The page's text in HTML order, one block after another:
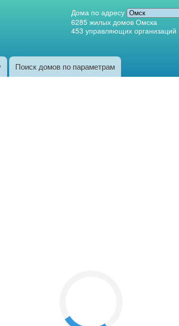
Дома по адресу
6285 жилых домов Омска
453 управляющих организаций
Поиск домов по параметрам